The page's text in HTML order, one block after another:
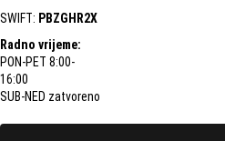
SWIFT: PBZGHR2X
Radno vrijeme:
PON-PET 8:00-
16:00
SUB-NED zatvoreno